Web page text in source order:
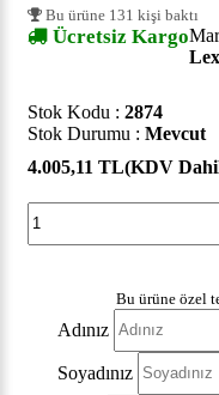
Bu ürüne 131 kişi baktı
Ücretsiz Kargo
Stok Kodu : 2874
Stok Durumu : Mevcut
4.005,11 TL(KDV
Bu ürüne özel
Adınız
Soyadınız